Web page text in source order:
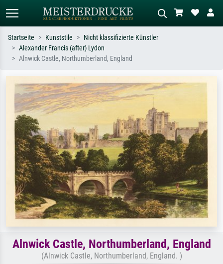
Standardsuche
oder Stilen – z.B. Monet,
Sternennacht, Impressionismus, Welle
Hokusai, Akt.
Wiese, Abstrakt mit viel Rot, Dunkles
Ölgemälde, Stehender Akt neben einem
Startseite Kunststile
Nicht klassifizierte Künstler
Alexander Francis (after) Lydon
Alnwick Castle, Northumberland, England
Alnwick Castle, Northumberland, England
(Alnwick Castle, Northumberland, England. )